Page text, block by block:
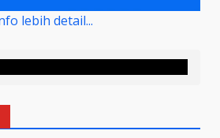
lebih detail...